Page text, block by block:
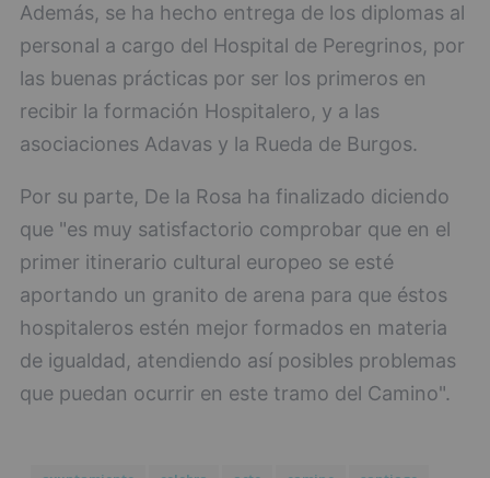
Además, se ha hecho entrega de los diplomas al
personal a cargo del Hospital de Peregrinos, por
las buenas prácticas por ser los primeros en
recibir la formación Hospitalero, y a las
asociaciones Adavas y la Rueda de Burgos.
Por su parte, De la Rosa ha finalizado diciendo
que "es muy satisfactorio comprobar que en el
primer itinerario cultural europeo se esté
aportando un granito de arena para que éstos
hospitaleros estén mejor formados en materia
de igualdad, atendiendo así posibles problemas
que puedan ocurrir en este tramo del Camino".